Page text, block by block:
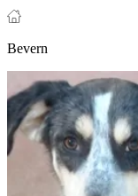
Bevern